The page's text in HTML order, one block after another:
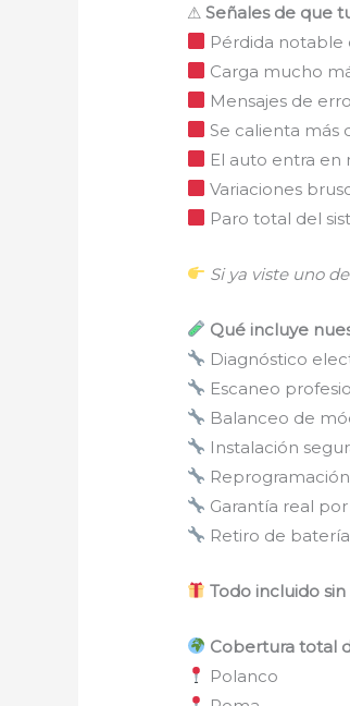
⚠Señales de que
Pérdida
Carga mucho
Mensajes de
Se calienta más
El auto entra
Variaciones
Paro total del
Si ya viste uno
Qué incluye
Diagnóstico
Escaneo
Balanceo de
Instalación
Garantía real
Retiro de
Todo incluido
Cobertura total
Polanco